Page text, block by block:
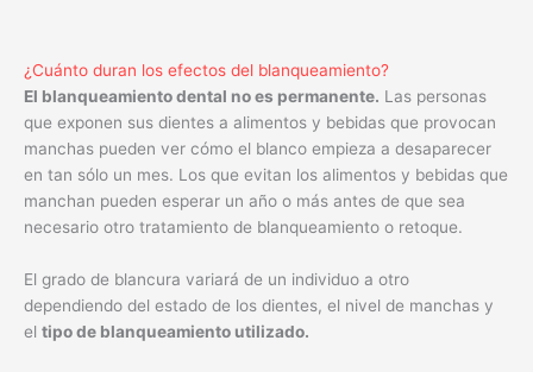
¿Cuánto duran los efectos del blanqueamiento?
El blanqueamiento dental no es permanente. Las personas
que exponen sus dientes a alimentos y bebidas que provocan
manchas pueden ver cómo el blanco empieza a desaparecer
en tan sólo un mes. Los que evitan los alimentos y bebidas que
manchan pueden esperar un año o más antes de que sea
necesario otro tratamiento de blanqueamiento o retoque.
El grado de blancura variará de un individuo a otro
dependiendo del estado de los dientes, el nivel de manchas y
el tipo de blanqueamiento utilizado.